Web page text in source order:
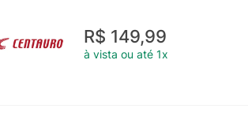
R$ 149,99
à vista ou até 1x